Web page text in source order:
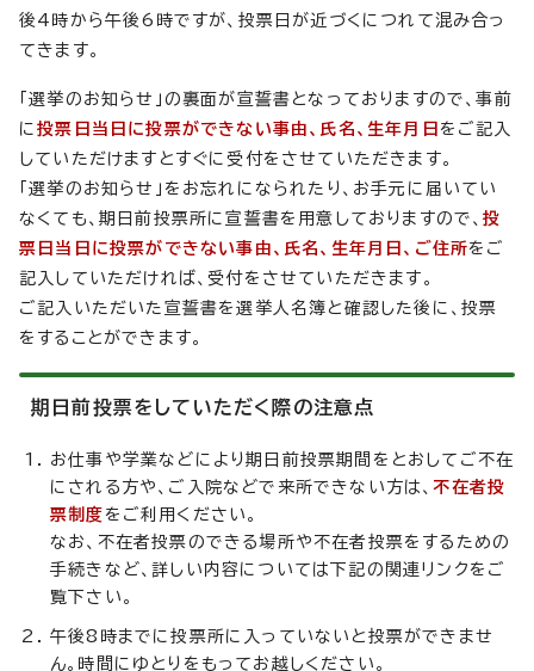
後4時から午後6時ですが、投票日が近づくにつれて混み合っ
てきます。
「選挙のお知らせ」の裏面が宣誓書となっておりますので、事前
に投票日当日に投票ができない事由、氏名、生年月日 をご記入
していただけますとすぐに受付をさせていただきます。
「選挙のお知らせ」をお忘れになられたり、お手元に届いてい
なくても、期日前投票所に宣誓書を用意しておりますので、投
票日当日に投票ができない事由、氏名、生年月日、ご住所をご
記入していただければ、受付をさせていただきます。
ご記入いただいた宣誓書を選挙人名簿と確認した後に、投票
をすることができます。
期日前投票をしていただく際の注意点
お仕事や学業などにより期日前投票期間をとおしてご不在
にされる方や、ご入院などで来所できない方は、不在者投
票制度 をご利用ください。
なお、不在者投票のできる場所や不在者投票をするための
手続きなど、詳しい内容については下記の関連リンクをご
覧下さい。
午後8時までに投票所に入っていないと投票ができませ
ん。時間にゆとりをもってお越しください。